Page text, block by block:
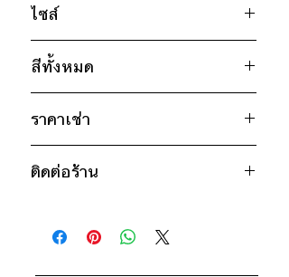
ไซส์
ไซส์ : M
อก 44" / เอว 44" / สะโพก 42" /
ไหล่กว้าง 20" / วงแขน 22" / ยาว
25"
สีทั้งหมด
เหลือง
ราคาเช่า
วันคืน)
ติดต่อร้านเพื่อสอบถามราคา
ติดต่อร้าน
ดูแผนที่ร้าน